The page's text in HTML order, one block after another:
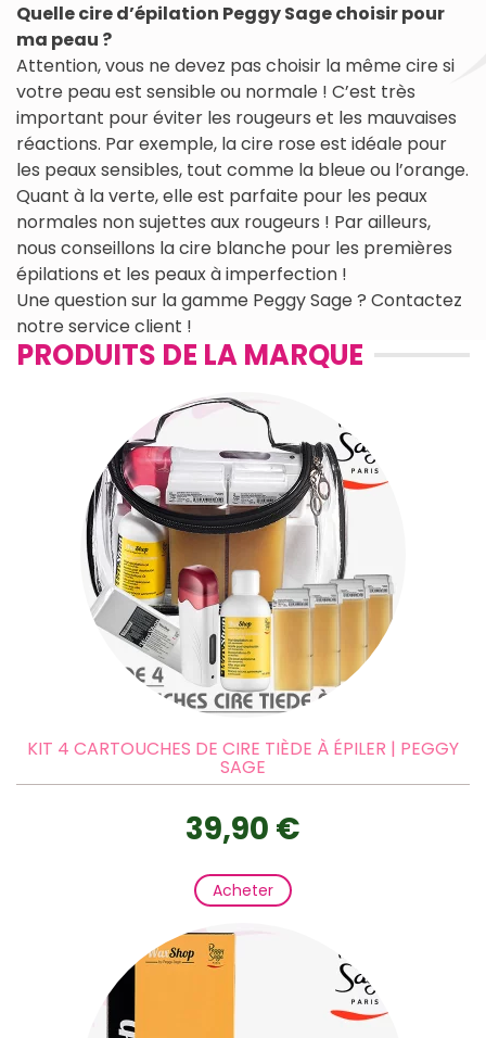
Quelle cire d’épilation Peggy Sage choisir pour
ma peau ?
Attention, vous ne devez pas choisir la même cire si
votre peau est sensible ou normale ! C’est très
important pour éviter les rougeurs et les mauvaises
réactions. Par exemple, la cire rose est idéale pour
les peaux sensibles, tout comme la bleue ou l’orange.
Quant à la verte, elle est parfaite pour les peaux
normales non sujettes aux rougeurs ! Par ailleurs,
nous conseillons la cire blanche pour les premières
épilations et les peaux à imperfection !
Une question sur la gamme Peggy Sage ? Contactez
notre service client !
PRODUITS DE LA MARQUE
KIT 4 CARTOUCHES DE CIRE TIÈDE À ÉPILER | PEGGY
SAGE
39,90 €
Acheter